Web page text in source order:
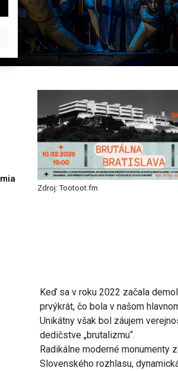
Zdroj: Tootoot.fm
Keď sa v roku 2022 začala
prvýkrát, čo bola v našom
Unikátny však bol záujem
dedičstve „brutalizmu“.
Radikálne moderné monumenty
Slovenského rozhlasu,